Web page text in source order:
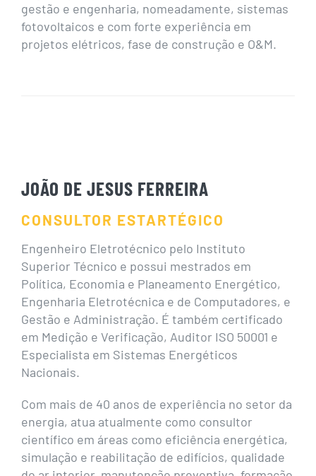
gestão e engenharia, nomeadamente, sistemas
fotovoltaicos e com forte experiência em
projetos elétricos, fase de construção e O&M.
JOÃO DE JESUS FERREIRA
CONSULTOR ESTARTÉGICO
Engenheiro Eletrotécnico pelo Instituto
Superior Técnico e possui mestrados em
Política, Economia e Planeamento Energético,
Engenharia Eletrotécnica e de Computadores, e
Gestão e Administração. É também certificado
em Medição e Verificação, Auditor ISO 50001 e
Especialista em Sistemas Energéticos
Nacionais.
Com mais de 40 anos de experiência no setor da
energia, atua atualmente como consultor
científico em áreas como eficiência energética,
simulação e reabilitação de edifícios, qualidade